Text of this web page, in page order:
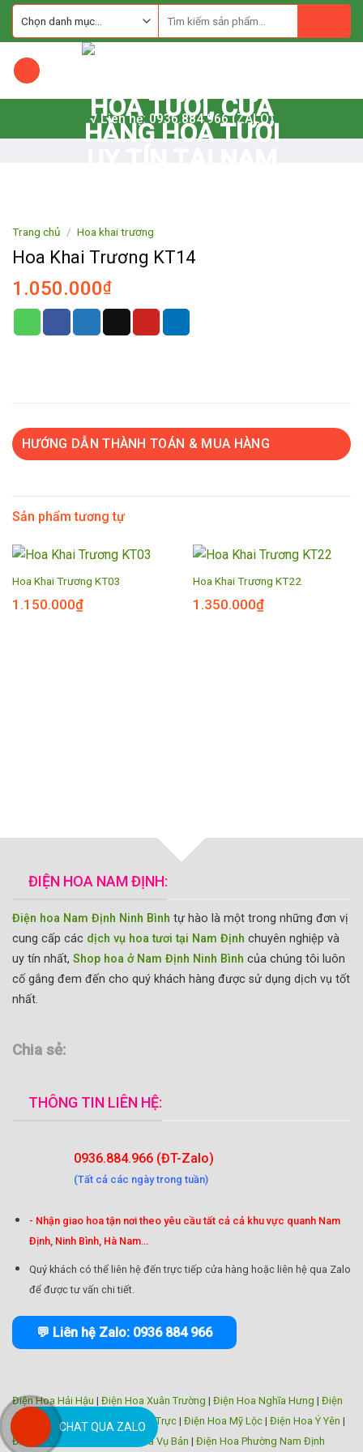
Skip
√ Liên hệ: 0936.884.966 (ZALO)
Trang chủ / Hoa khai trương
Hoa Khai Trương KT14
1.050.000₫
HƯỚNG DẪN THÀNH TOÁN & MUA HÀNG
Sản phẩm tương tự
Hoa Khai Trương KT03
1.150.000₫
Hoa Khai Trương KT22
1.350.000₫
ĐIỆN HOA NAM ĐỊNH:
Điện hoa Nam Định Ninh Bình tự hào là một trong những đơn vị
cung cấp các dịch vụ hoa tươi tại Nam Định chuyên nghiệp và
uy tín nhất, Shop hoa ở Nam Định Ninh Bình của chúng tôi luôn
cố gắng đem đến cho quý khách hàng được sử dụng dịch vụ tốt
nhất.
Chia sẻ:
THÔNG TIN LIÊN HỆ:
0936.884.966 (ĐT-Zalo)
(Tất cả các ngày trong tuần)
- Nhận giao hoa tận nơi theo yêu cầu tất cả cả khu vực quanh Nam
Định, Ninh Bình, Hà Nam...
Quý khách có thể liên hệ đến trực tiếp cửa hàng hoặc liên hệ qua Zalo
để được tư vấn chi tiết.
💬 Liên hệ Zalo: 0936 884 966
Điện Hoa Hải Hậu | Điện Hoa Xuân Trường | Điện Hoa Nghĩa Hưng | Điện
Hoa Trực Ninh|Điện Hoa Nam Trực | Điện Hoa Mỹ Lộc | Điện Hoa Ý Yên |
Điện Hoa Giao Thủy
Điện Hoa Vụ Bản | Điện Hoa Phường Nam Định
CHAT QUA ZALO